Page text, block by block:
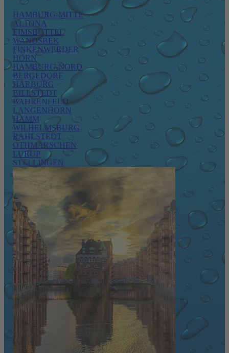
HAMBURG-MITTE
ALTONA
EIMSBÜTTEL
WANDSBEK
FINKENWERDER
HORN
HAMBURG-NORD
BERGEDORF
HARBURG
BILLSTEDT
BAHRENFELD
LANGENHORN
HAMM
WILHELMSBURG
RAHLSTEDT
OTHMARSCHEN
LURUP
STELLINGEN